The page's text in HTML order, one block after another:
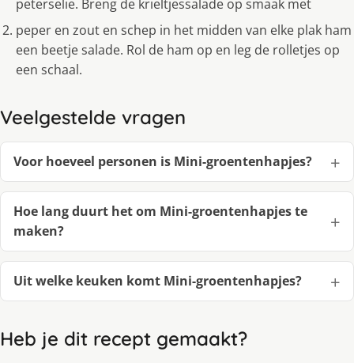
peterselie. Breng de krieltjessalade op smaak met
peper en zout en schep in het midden van elke plak ham
een beetje salade. Rol de ham op en leg de rolletjes op
een schaal.
Veelgestelde vragen
Voor hoeveel personen is Mini-groentenhapjes?
Hoe lang duurt het om Mini-groentenhapjes te
maken?
Uit welke keuken komt Mini-groentenhapjes?
Heb je dit recept gemaakt?